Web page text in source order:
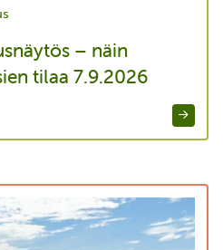
– näin
tilaa 7.9.2026